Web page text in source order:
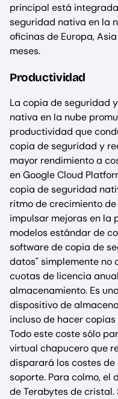
principal está
seguridad nativa en la
oficinas de Europa,
meses.
Productividad
La copia de seguridad
nativa en la nube
productividad que
copia de seguridad y
mayor rendimiento a
en Google Cloud
copia de seguridad
ritmo de crecimiento
impulsar mejoras en la
modelos estándar de
software de copia de
datos" simplemente no
cuotas de licencia
almacenamiento. Es
dispositivo de
incluso de hacer
Todo este coste sólo
virtual chapucero que
disparará los costes
soporte. Para colmo, el
de Terabytes de